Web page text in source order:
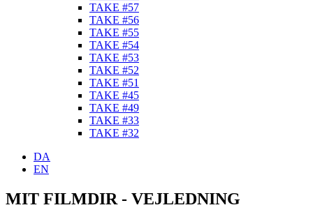
TAKE #57
TAKE #56
TAKE #55
TAKE #54
TAKE #53
TAKE #52
TAKE #51
TAKE #45
TAKE #49
TAKE #33
TAKE #32
DA
EN
MIT FILMDIR - VEJLEDNING